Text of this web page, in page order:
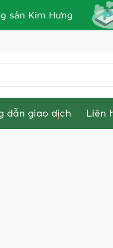
dẫn giao dịch Liên